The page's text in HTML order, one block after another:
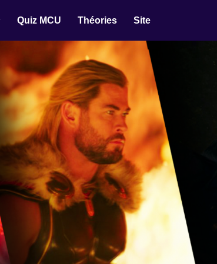
Quiz MCU Théories Site